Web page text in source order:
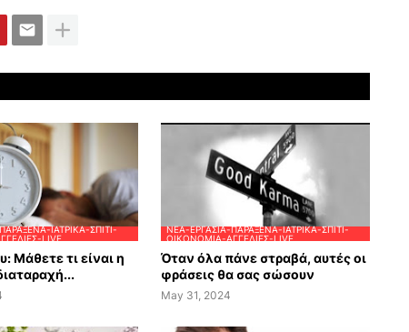
ΙΑΤΡΙΚΆ-ΣΠΊΤΙ-
LIVE
Μάθετε τι είναι η
ΝΈΑ-ΕΡΓΑΣΊΑ-ΠΑΡΆΞΕΝΑ-ΙΑΤΡΙΚΆ-ΣΠΊΤΙ-
ΟΙΚΟΝΟΜΊΑ-ΑΓΓΕΛΊΕΣ-LIVE
Όταν όλα πάνε στραβά, αυτές οι
φράσεις θα σας σώσουν
May 31, 2024